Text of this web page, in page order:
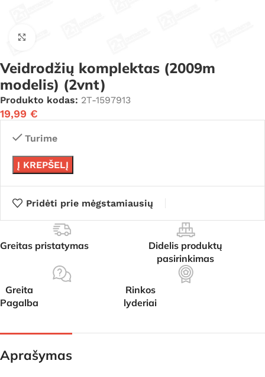
Veidrodžių komplektas (2009m
modelis) (2vnt)
Produkto kodas: 2T-1597913
19,99 €
Turime
Į KREPŠELĮ
Pridėti prie mėgstamiausių
Greitas pristatymas
Didelis produktų
pasirinkimas
Greita
Pagalba
Rinkos
lyderiai
Aprašymas